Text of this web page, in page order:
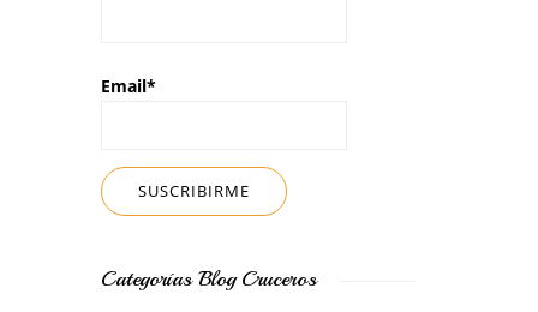
Email*
Categorías Blog Cruceros